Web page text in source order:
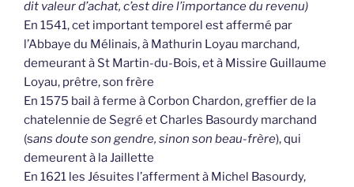
dit valeur d’achat, c’est dire l’importance du revenu)
En 1541, cet important temporel est affermé par
l’Abbaye du Mélinais, à Mathurin Loyau marchand,
demeurant à St Martin-du-Bois, et à Missire Guillaume
Loyau, prêtre, son frère
En 1575 bail à ferme à Corbon Chardon, greffier de la
chatelennie de Segré et Charles Basourdy marchand
(sans doute son gendre, sinon son beau-frère), qui
demeurent à la Jaillette
En 1621 les Jésuites l’afferment à Michel Basourdy,